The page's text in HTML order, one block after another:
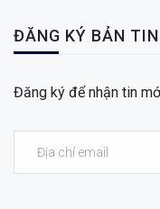
ĐĂNG KÝ BẢN TIN
Đăng ký để nhận tin